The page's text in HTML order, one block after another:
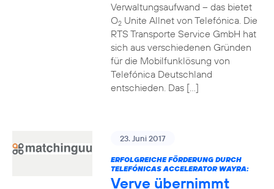
Verwaltungsaufwand – das bietet
O2Unite Allnet von Telefónica. Die
RTS Transporte Service GmbH hat
sich aus verschiedenen Gründen
für die Mobilfunklösung von
Telefónica Deutschland
entschieden. Das […]
23. Juni 2017
ERFOLGREICHE FÖRDERUNG DURCH
TELEFÓNICAS ACCELERATOR WAYRA:
Verve übernimmt